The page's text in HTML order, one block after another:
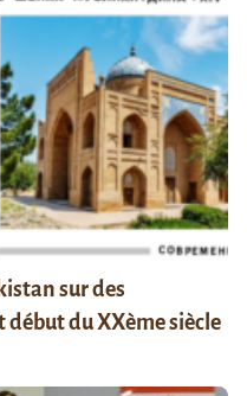
sur des
du XXème siècle